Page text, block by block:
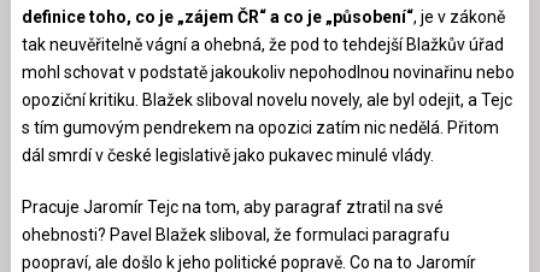
definice toho, co je „zájem ČR“ a co je „působení“, je v zákoně
tak neuvěřitelně vágní a ohebná, že pod to tehdejší Blažkův úřad
mohl schovat v podstatě jakoukoliv nepohodlnou novinařinu nebo
opoziční kritiku. Blažek sliboval novelu novely, ale byl odejit, a Tejc
s tím gumovým pendrekem na opozici zatím nic nedělá. Přitom
dál smrdí v české legislativě jako pukavec minulé vlády.
Pracuje Jaromír Tejc na tom, aby paragraf ztratil na své
ohebnosti? Pavel Blažek sliboval, že formulaci paragrafu
poopraví, ale došlo k jeho politické popravě. Co na to Jaromír